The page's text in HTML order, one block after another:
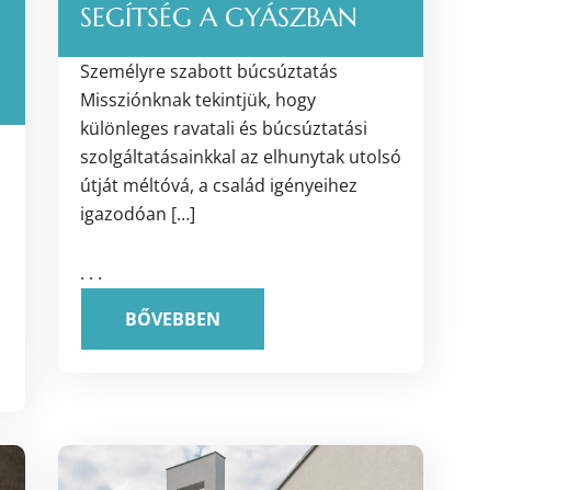
SEGÍTSÉG A GYÁSZBAN
Személyre szabott búcsúztatás
Missziónknak tekintjük, hogy
különleges ravatali és búcsúztatási
szolgáltatásainkkal az elhunytak utolsó
útját méltóvá, a család igényeihez
igazodóan […]
. . .
BŐVEBBEN